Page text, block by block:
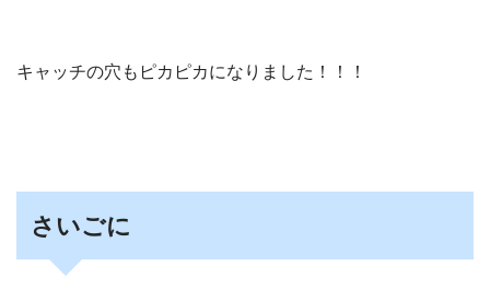
キャッチの穴もピカピカになりました！！！
さいごに